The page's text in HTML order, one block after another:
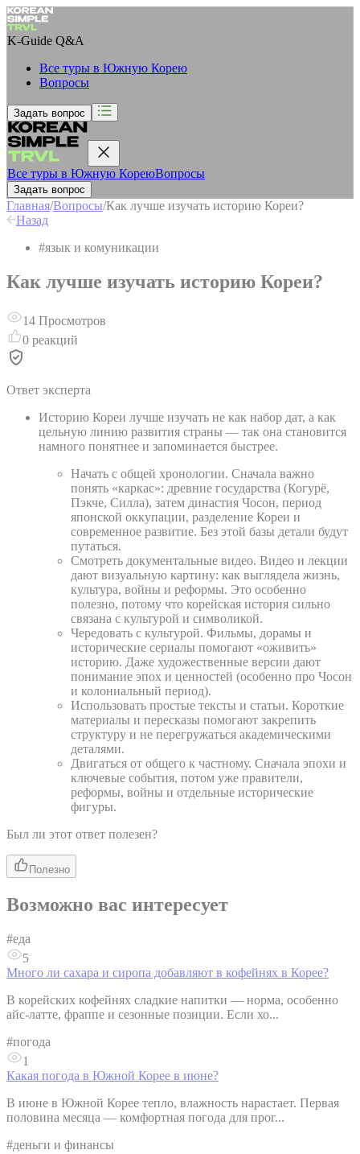
K-Guide Q&A
Все туры в Южную Корею
Вопросы
Задать вопрос
Все туры в Южную КореюВопросы
Задать вопрос
Главная/Вопросы/Как лучше изучать историю Кореи?
Назад
#язык и комуникации
Как лучше изучать историю Кореи?
14 Просмотров
0 реакций
Ответ эксперта
Историю Кореи лучше изучать не как набор дат, а как
цельную линию развития страны — так она становится
намного понятнее и запоминается быстрее.
Начать с общей хронологии. Сначала важно
понять «каркас»: древние государства (Когурё,
Пэкче, Силла), затем династия Чосон, период
японской оккупации, разделение Кореи и
современное развитие. Без этой базы детали будут
путаться.
Смотреть документальные видео. Видео и лекции
дают визуальную картину: как выглядела жизнь,
культура, войны и реформы. Это особенно
полезно, потому что корейская история сильно
связана с культурой и символикой.
Чередовать с культурой. Фильмы, дорамы и
исторические сериалы помогают «оживить»
историю. Даже художественные версии дают
понимание эпох и ценностей (особенно про Чосон
и колониальный период).
Использовать простые тексты и статьи. Короткие
материалы и пересказы помогают закрепить
структуру и не перегружаться академическими
деталями.
Двигаться от общего к частному. Сначала эпохи и
ключевые события, потом уже правители,
реформы, войны и отдельные исторические
фигуры.
Был ли этот ответ полезен?
Полезно
Возможно вас интересует
#еда
5
Много ли сахара и сиропа добавляют в кофейнях в Корее?
В корейских кофейнях сладкие напитки — норма, особенно
айс-латте, фраппе и сезонные позиции. Если хо...
#погода
1
Какая погода в Южной Корее в июне?
В июне в Южной Корее тепло, влажность нарастает. Первая
половина месяца — комфортная погода для прог...
#деньги и финансы